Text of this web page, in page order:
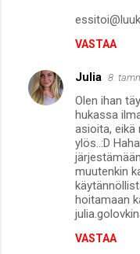
VASTAA
Julia 8.
Olen ihan
hukassa
asioita, eikä
ylös..:D
muutenkin
hoitamaan
VASTAA